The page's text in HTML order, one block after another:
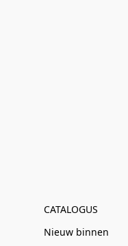
CATALOGUS
Nieuw binnen